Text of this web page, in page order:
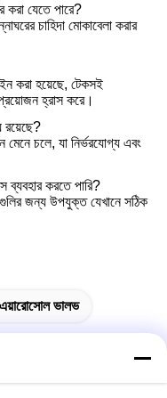
করা যেতে পারে?
চাহিদা মোকাবেলা করার
করা হয়েছে, টেকসই
প্রয়োজন হ্রাস করে।
রয়েছে?
চলে, যা নির্ভরযোগ্য এবং
ব্যবহার করতে পারি?
জন্য উপযুক্ত যেখানে সঠিক
এয়ারোসোল ভালভ